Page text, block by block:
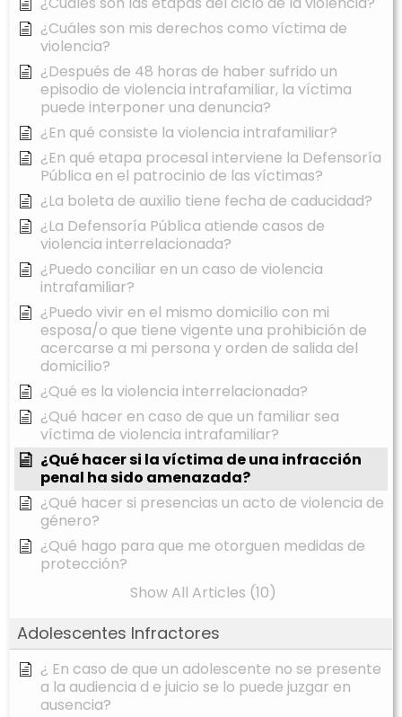
¿Cuáles son mis derechos como víctima de
violencia?
¿Después de 48 horas de haber sufrido un
episodio de violencia intrafamiliar, la víctima
puede interponer una denuncia?
¿En qué consiste la violencia intrafamiliar?
¿En qué etapa procesal interviene la Defensoría
Pública en el patrocinio de las víctimas?
¿La boleta de auxilio tiene fecha de caducidad?
¿La Defensoría Pública atiende casos de
violencia interrelacionada?
¿Puedo conciliar en un caso de violencia
intrafamiliar?
¿Puedo vivir en el mismo domicilio con mi
esposa/o que tiene vigente una prohibición de
acercarse a mi persona y orden de salida del
domicilio?
¿Qué es la violencia interrelacionada?
¿Qué hacer en caso de que un familiar sea
víctima de violencia intrafamiliar?
¿Qué hacer si la víctima de una infracción
penal ha sido amenazada?
¿Qué hacer si presencias un acto de violencia de
género?
¿Qué hago para que me otorguen medidas de
protección?
Show All Articles (10)
Adolescentes Infractores
¿ En caso de que un adolescente no se presente
a la audiencia d e juicio se lo puede juzgar en
ausencia?